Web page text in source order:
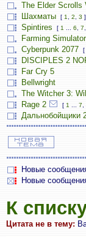
The Elder Scrolls
Шахматы [ 1 2 3 ]
Spintires [ 1 6 7
Farming
Cyberpunk 2077 [
DISCIPLES 2
Far Cry 5
Bellwright
The Witcher 3:
Rage 2 [ 1 7
Дальнобойщики
Новые
Новые
К
Цитата не в тему: